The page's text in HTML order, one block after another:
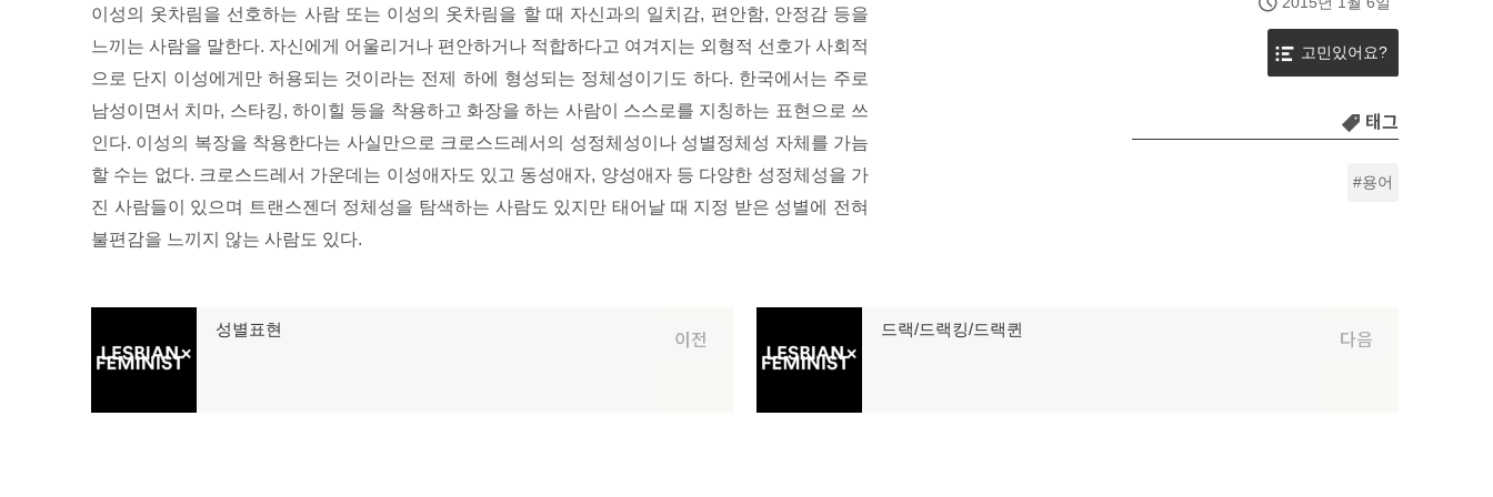
이성의 옷차림을 선호하는 사람 또는 이성의 옷차림을 할 때 자신과의 일치감, 편안함, 안정감 등을
느끼는 사람을 말한다. 자신에게 어울리거나 편안하거나 적합하다고 여겨지는 외형적 선호가 사회적
으로 단지 이성에게만 허용되는 것이라는 전제 하에 형성되는 정체성이기도 하다. 한국에서는 주로
남성이면서 치마, 스타킹, 하이힐 등을 착용하고 화장을 하는 사람이 스스로를 지칭하는 표현으로 쓰
인다. 이성의 복장을 착용한다는 사실만으로 크로스드레서의 성정체성이나 성별정체성 자체를 가늠
할 수는 없다. 크로스드레서 가운데는 이성애자도 있고 동성애자, 양성애자 등 다양한 성정체성을 가
진 사람들이 있으며 트랜스젠더 정체성을 탐색하는 사람도 있지만 태어날 때 지정 받은 성별에 전혀
불편감을 느끼지 않는 사람도 있다.
고민있어요?
태그
용어
탐
색
이전
전
성별표현 다음
음
드랙/드랙킹/드랙퀸